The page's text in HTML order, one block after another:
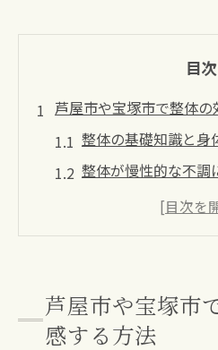
目次
芦屋市や宝塚市で整体
整体の基礎知識と身
整体が慢性的な不調
整体教室を活用した
整体の施術効果を高
て
慢性的な不調に整体教室
芦屋市や宝塚市
感する方法